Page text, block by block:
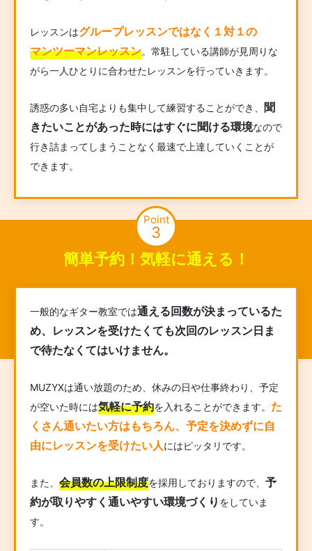
レッスンはグループレッスンではなく１対１の
マンツーマンレッスン。常駐している講師が見周りな
がら一人ひとりに合わせたレッスンを行っていきます。
誘惑の多い自宅よりも集中して練習することができ、
聞
きたいことがあった時にはすぐに聞ける環境なので
行き詰まってしまうことなく最速で上達していくことが
できます。
Point
3
簡単予約！気軽に通える！
一般的なギター教室では通える回数が決まっているた
め、レッスンを受けたくても次回のレッスン日ま
で待たなくてはいけません。
MUZYXは通い放題のため、休みの日や仕事終わり、予定
が空いた時には気軽に予約を入れることができます。 た
くさん通いたい方はもちろん、予定を決めずに自
由にレッスンを受けたい人にはピッタリです。
また、 会員数の上限制度を採用しておりますので、 予
約が取りやすく通いやすい環境づくり をしていま
す。